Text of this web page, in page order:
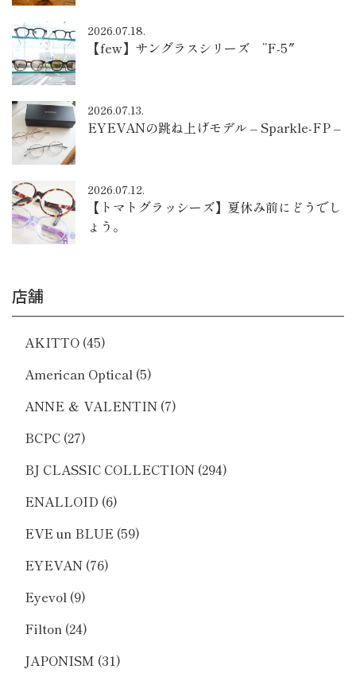
2026.07.18.
【few】サングラスシリーズ ”F-5″
2026.07.13.
EYEVANの跳ね上げモデル – Sparkle-FP –
2026.07.12.
【トマトグラッシーズ】夏休み前にどうでし
ょう。
店舗
AKITTO (45)
American Optical (5)
ANNE ＆ VALENTIN (7)
BCPC (27)
BJ CLASSIC COLLECTION (294)
ENALLOID (6)
EVE un BLUE (59)
EYEVAN (76)
Eyevol (9)
Filton (24)
JAPONISM (31)